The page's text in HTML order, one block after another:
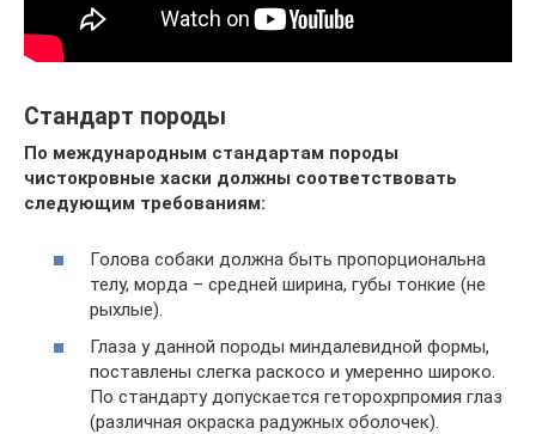
Стандарт породы
По международным стандартам породы
чистокровные хаски должны соответствовать
следующим требованиям:
Голова собаки должна быть пропорциональна
телу, морда – средней ширина, губы тонкие (не
рыхлые).
Глаза у данной породы миндалевидной формы,
поставлены слегка раскосо и умеренно широко.
По стандарту допускается геторохрпромия глаз
(различная окраска радужных оболочек).